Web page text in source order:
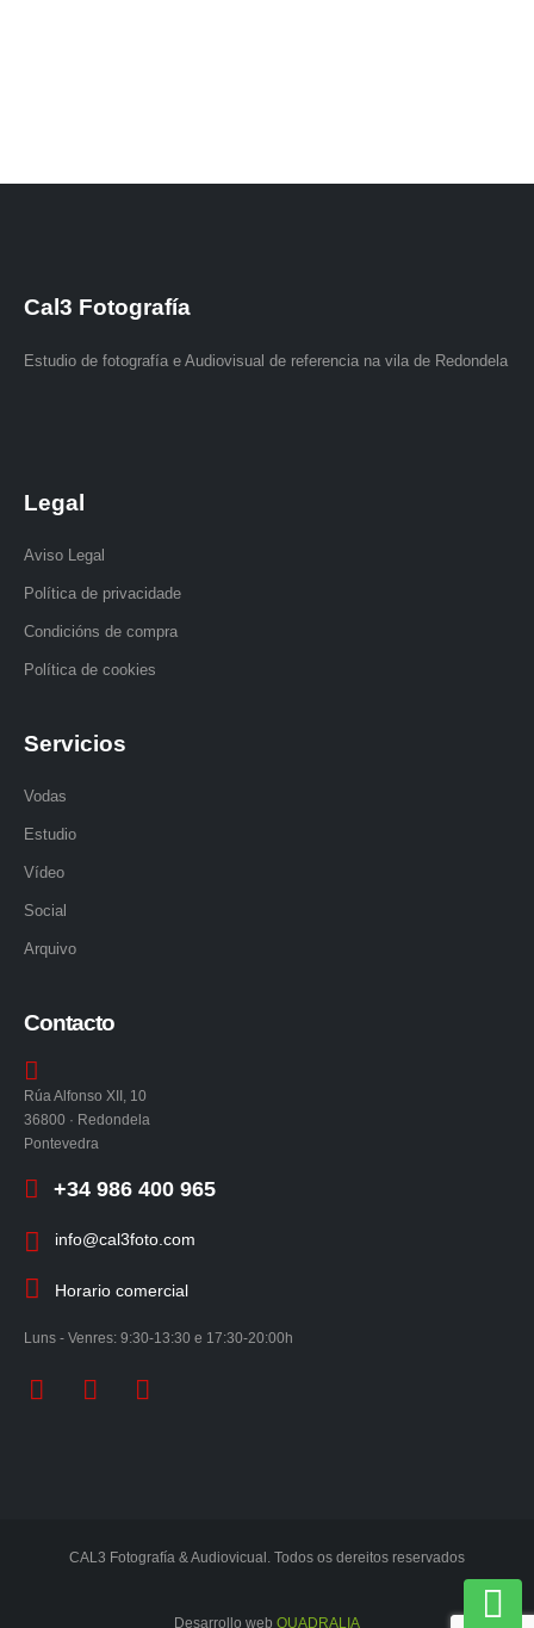
Cal3 Fotografía
Estudio de fotografía e Audiovisual de referencia na vila de Redondela
Legal
Aviso Legal
Política de privacidade
Condicións de compra
Política de cookies
Servicios
Vodas
Estudio
Vídeo
Social
Arquivo
Contacto
Rúa Alfonso XII, 10
36800 · Redondela
Pontevedra
+34 986 400 965
info@cal3foto.com
Horario comercial
Luns - Venres: 9:30-13:30 e 17:30-20:00h
CAL3 Fotografía & Audiovicual. Todos os dereitos reservados
Desarrollo web QUADRALIA